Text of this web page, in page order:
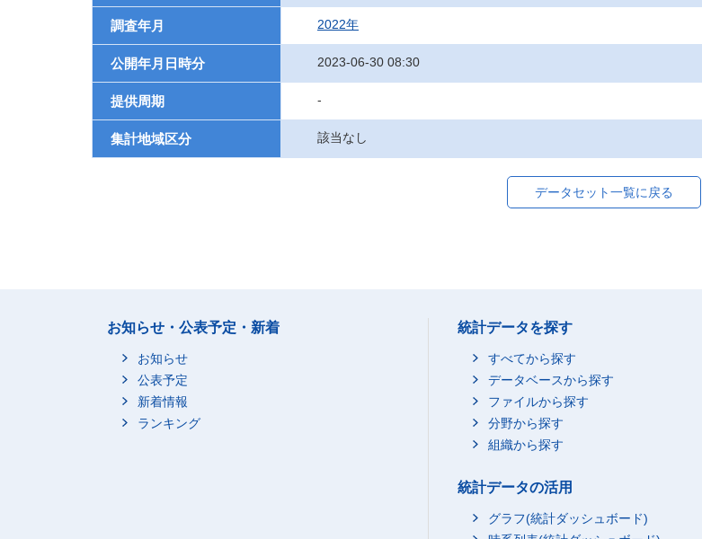
調査年月 2022年
公開年月日時分 2023-06-30 08:30
提供周期 -
集計地域区分 該当なし
データセット一覧に戻る
お知らせ・公表予定・新着
お知らせ
公表予定
新着情報
ランキング
統計データを探す
すべてから探す
データベースから探す
ファイルから探す
分野から探す
組織から探す
統計データの活用
グラフ(統計ダッシュボード)